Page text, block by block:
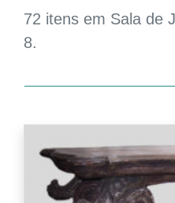
72 itens em Sala de
8.